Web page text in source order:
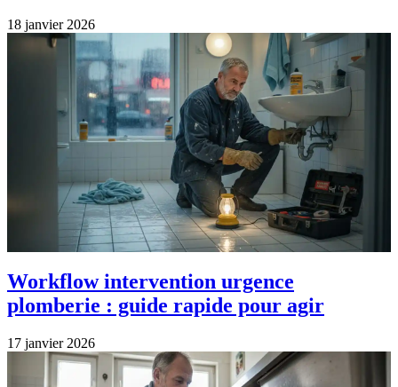
18 janvier 2026
Workflow intervention urgence
plomberie : guide rapide pour agir
17 janvier 2026